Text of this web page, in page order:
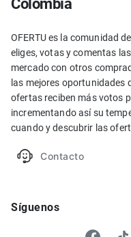
Colombia
OFERTU es la comunidad
eliges, votas y comentas
mercado con otros
las mejores oportunidades
ofertas reciben más votos
incrementando así su
cuando y descubrir las
Contacto
Síguenos